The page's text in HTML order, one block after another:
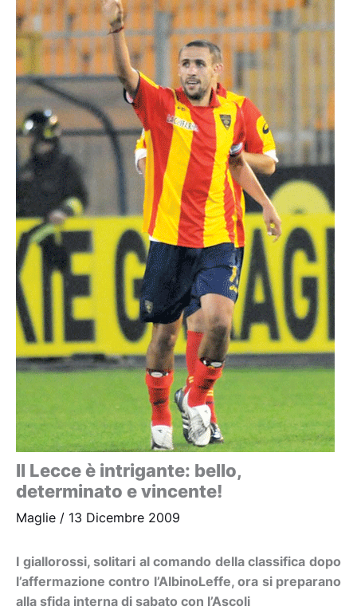
Il Lecce è intrigante: bello,
determinato e vincente!
Maglie / 13 Dicembre 2009
I giallorossi, solitari al comando della classifica dopo
l’affermazione contro l’AlbinoLeffe, ora si preparano
alla sfida interna di sabato con l’Ascoli